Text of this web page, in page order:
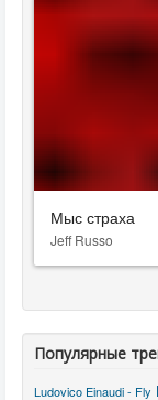
Мыс страха
Jeff Russo
Популярные
Ludovico Einaudi - Fly